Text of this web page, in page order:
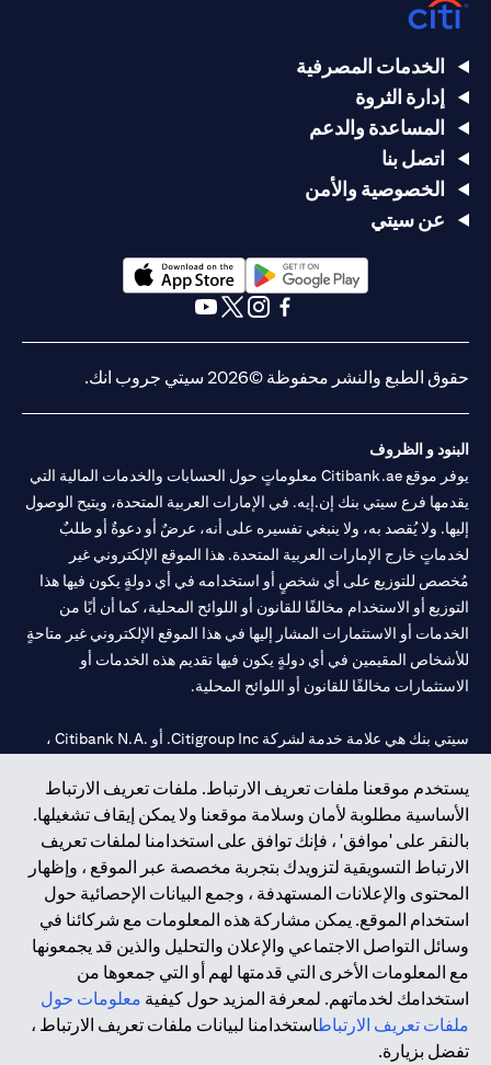
يستخدم موقعنا ملفات تعريف الارتباط. ملفات تعريف الارتباط
الأساسية مطلوبة لأمان وسلامة موقعنا ولا يمكن إيقاف تشغيلها.
بالنقر على 'موافق' ، فإنك توافق على استخدامنا لملفات تعريف
الارتباط التسويقية لتزويدك بتجربة مخصصة عبر الموقع ، وإظهار
المحتوى والإعلانات المستهدفة ، وجمع البيانات الإحصائية حول
استخدام الموقع. يمكن مشاركة هذه المعلومات مع شركائنا في
وسائل التواصل الاجتماعي والإعلان والتحليل والذين قد يجمعونها
مع المعلومات الأخرى التي قدمتها لهم أو التي جمعوها من
استخدامك لخدماتهم. لمعرفة المزيد حول كيفية معلومات حول
ملفات تعريف الارتباطاستخدامنا لبيانات ملفات تعريف الارتباط ،
تفضل بزيارة.
الخدمات المصرفية
إدارة الثروة
المساعدة والدعم
اتصل بنا
الخصوصية والأمن
عن سيتي
(opens in a new tab)
حقوق الطبع والنشر محفوظة ©2026 سيتي جروب انك.
البنود و الظروف
يوفر موقع Citibank.ae معلوماتٍ حول الحسابات والخدمات المالية التي
يقدمها فرع سيتي بنك إن.إيه. في الإمارات العربية المتحدة، ويتيح الوصول
إليها. ولا يُقصد به، ولا ينبغي تفسيره على أنه، عرضٌ أو دعوةٌ أو طلبٌ
لخدماتٍ خارج الإمارات العربية المتحدة. هذا الموقع الإلكتروني غير
مُخصص للتوزيع على أي شخصٍ أو استخدامه في أي دولةٍ يكون فيها هذا
التوزيع أو الاستخدام مخالفًا للقانون أو اللوائح المحلية، كما أن أيًا من
الخدمات أو الاستثمارات المشار إليها في هذا الموقع الإلكتروني غير متاحةٍ
للأشخاص المقيمين في أي دولةٍ يكون فيها تقديم هذه الخدمات أو
الاستثمارات مخالفًا للقانون أو اللوائح المحلية.
سيتي بنك هي علامة خدمة لشركة Citigroup Inc. أو .Citibank N.A ،
سيتي بنك إن. إيه. الإمارات مسجل لدى مصرف الإمارات المركزي تحت
أرقام التراخيص 202563 لفرع الوصل في دبي، 531989 لفرع مول
الإمارات في دبي، وCN-1002019لفرع أبوظبي. هاتف: 4000 311 04.
فرع سيتي بنك إن إيه - الإمارات العربية المتحدة مرخص من مصرف
الإمارات العربية المتحدة المركزي كفرع لبنك أجنبي.
سيتي بنك إن إيه الإمارات العربية المتحدة مرخص من هيئة الأوراق المالية
والسلع في الإمارات العربية المتحدة ("SCA") للقيام بالنشاط المالي لـ أ)
الاستشارات المالية والتعريف والترويج بموجب ترخيص رقم
20200000097 ب) وسيط تداول في الأسواق الدولية بموجب ترخيص